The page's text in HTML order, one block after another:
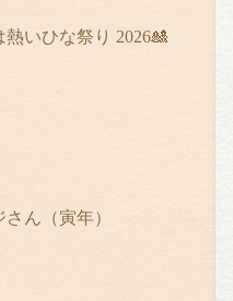
熱いひな祭り 2026🎎
さん（寅年）